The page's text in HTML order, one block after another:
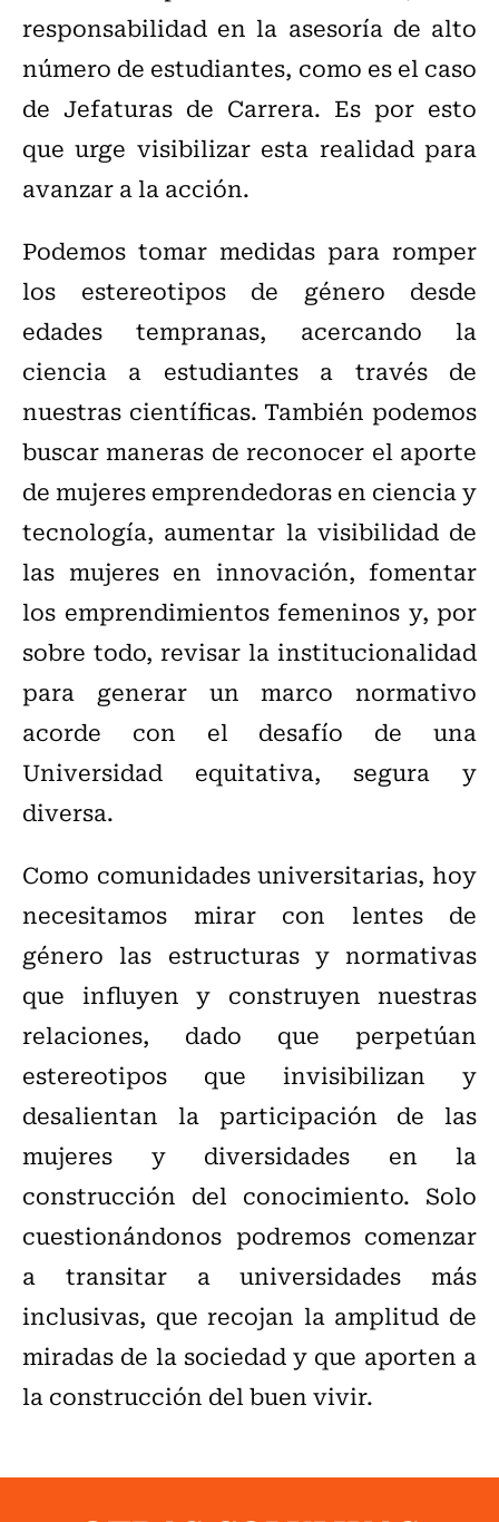
responsabilidad en la asesoría de alto
número de estudiantes, como es el caso
de Jefaturas de Carrera. Es por esto
que urge visibilizar esta realidad para
avanzar a la acción.
Podemos tomar medidas para romper
los estereotipos de género desde
edades tempranas, acercando la
ciencia a estudiantes a través de
nuestras científicas. También podemos
buscar maneras de reconocer el aporte
de mujeres emprendedoras en ciencia y
tecnología, aumentar la visibilidad de
las mujeres en innovación, fomentar
los emprendimientos femeninos y, por
sobre todo, revisar la institucionalidad
para generar un marco normativo
acorde con el desafío de una
Universidad equitativa, segura y
diversa.
Como comunidades universitarias, hoy
necesitamos mirar con lentes de
género las estructuras y normativas
que influyen y construyen nuestras
relaciones, dado que perpetúan
estereotipos que invisibilizan y
desalientan la participación de las
mujeres y diversidades en la
construcción del conocimiento. Solo
cuestionándonos podremos comenzar
a transitar a universidades más
inclusivas, que recojan la amplitud de
miradas de la sociedad y que aporten a
la construcción del buen vivir.